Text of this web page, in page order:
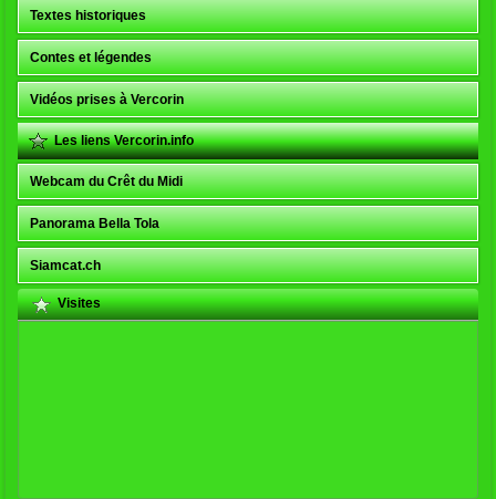
Textes historiques
Contes et légendes
Vidéos prises à Vercorin
Les liens Vercorin.info
Webcam du Crêt du Midi
Panorama Bella Tola
Siamcat.ch
Visites